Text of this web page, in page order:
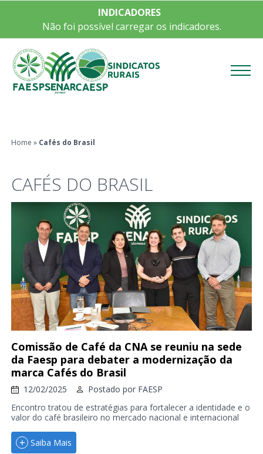
INDICADORES
Não foi possível carregar os indicadores.
Home » Cafés do Brasil
CAFÉS DO BRASIL
Comissão de Café da CNA se reuniu na sede
da Faesp para debater a modernização da
marca Cafés do Brasil
12/02/2025 Postado por FAESP
Encontro tratou de estratégias para fortalecer a identidade e o
valor do café brasileiro no mercado nacional e internacional
Saiba Mais